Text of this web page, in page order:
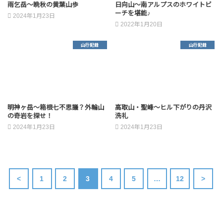
雨乞岳～晩秋の黄葉山歩
2024年1月23日
日向山～南アルプスのホワイトビ
ーチを堪能♪
2022年1月20日
山行記録
明神ヶ岳～箱根七不思議？外輪山
の奇岩を探せ！
2024年1月23日
山行記録
高取山・聖峰～ヒル下がりの丹沢
洗礼
2024年1月23日
< 1 2 3 4 5 … 12 >